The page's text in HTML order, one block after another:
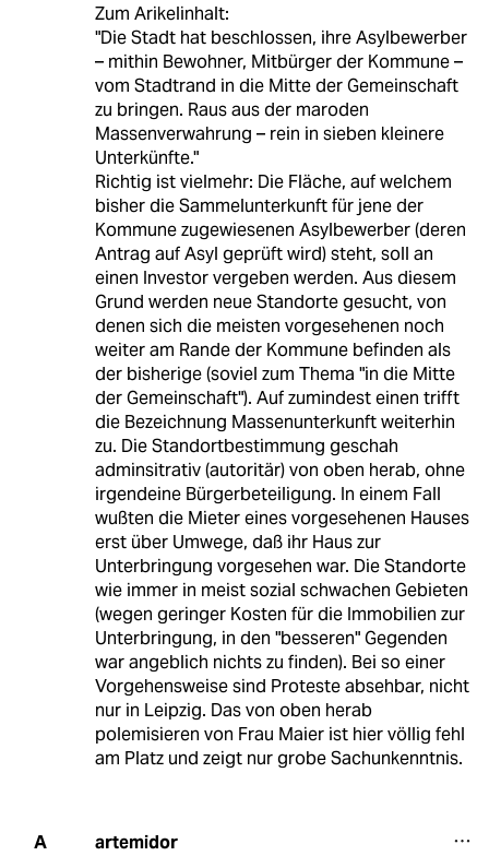
Zum Arikelinhalt:
"Die Stadt hat beschlossen, ihre Asylbewerber
– mithin Bewohner, Mitbürger der Kommune –
vom Stadtrand in die Mitte der Gemeinschaft
zu bringen. Raus aus der maroden
Massenverwahrung – rein in sieben kleinere
Unterkünfte."
Richtig ist vielmehr: Die Fläche, auf welchem
bisher die Sammelunterkunft für jene der
Kommune zugewiesenen Asylbewerber (deren
Antrag auf Asyl geprüft wird) steht, soll an
einen Investor vergeben werden. Aus diesem
Grund werden neue Standorte gesucht, von
denen sich die meisten vorgesehenen noch
weiter am Rande der Kommune befinden als
der bisherige (soviel zum Thema "in die Mitte
der Gemeinschaft"). Auf zumindest einen trifft
die Bezeichnung Massenunterkunft weiterhin
zu. Die Standortbestimmung geschah
adminsitrativ (autoritär) von oben herab, ohne
irgendeine Bürgerbeteiligung. In einem Fall
wußten die Mieter eines vorgesehenen Hauses
erst über Umwege, daß ihr Haus zur
Unterbringung vorgesehen war. Die Standorte
wie immer in meist sozial schwachen Gebieten
(wegen geringer Kosten für die Immobilien zur
Unterbringung, in den "besseren" Gegenden
war angeblich nichts zu finden). Bei so einer
Vorgehensweise sind Proteste absehbar, nicht
nur in Leipzig. Das von oben herab
polemisieren von Frau Maier ist hier völlig fehl
am Platz und zeigt nur grobe Sachunkenntnis.
A artemidor